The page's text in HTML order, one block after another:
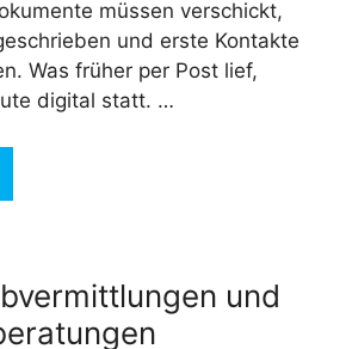
müssen verschickt,
und erste Kontakte
Was früher per Post lief,
digital statt. …
und